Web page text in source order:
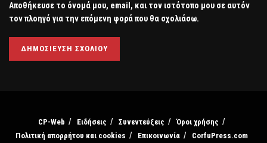
Αποθήκευσε το όνομά μου, email, και τον ιστότοπο μου σε αυτόν
τον πλοηγό για την επόμενη φορά που θα σχολιάσω.
CP-Web Ειδήσεις Συνεντεύξεις
Όροι χρήσης
Πολιτική απορρήτου και cookies
Επικοινωνία CorfuPress.com